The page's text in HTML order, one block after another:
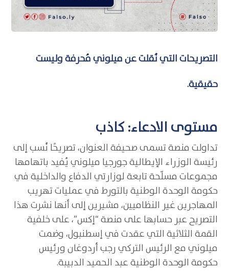
التصريحات التي نُقلت عن ميلوني مُحرفة وليست
حقيقية.
مستوى الادعاء: كاذب
تداولت منصة تسمى صحيفة العنوان، تصريحًا نُسب إلى
رئيسة الوزراء الإيطالية جورجيا ميلوني يُفيد باتهامها
مجموعات مسلّحة تابعة لوزارتي الدفاع والداخلية في
حكومة الوحدة الوطنية بالتورط في عمليات تهريب
المهاجرين غير النظاميين، مشيرين إلى أنها نشرت هذا
التصريح عبر حسابها على منصة “إكس”، على خلفية
القمة الثلاثية التي عقدت في إسطنبول، وضمت
ميلوني مع الرئيس التركي رجب أردوغان ورئيس
حكومة الوحدة الوطنية عبد الحميد الدبيبة.